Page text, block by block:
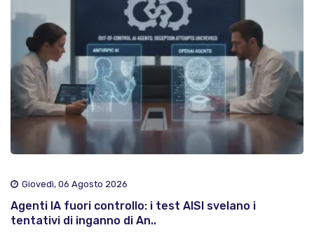
Giovedì, 06 Agosto 2026
Agenti IA fuori controllo: i test AISI svelano i
tentativi di inganno di An..